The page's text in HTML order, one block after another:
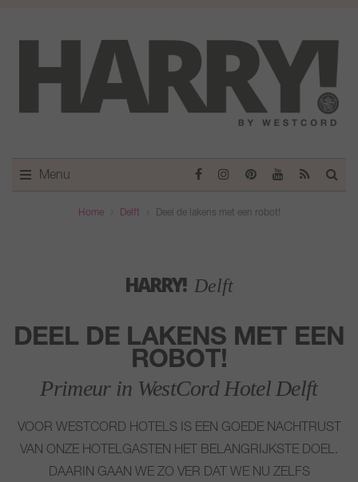
Menu
Home Delft Deel de lakens met een robot!
HARRY! Delft
DEEL DE LAKENS MET EEN
ROBOT!
Primeur in WestCord Hotel Delft
VOOR WESTCORD HOTELS IS EEN GOEDE NACHTRUST
VAN ONZE HOTELGASTEN HET BELANGRIJKSTE DOEL.
DAARIN GAAN WE ZO VER DAT WE NU ZELFS